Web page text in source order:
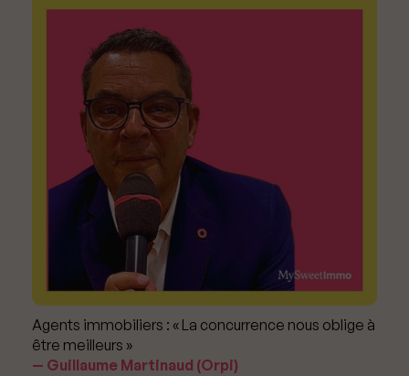
Agents immobiliers : « La concurrence nous oblige à
être meilleurs »
Guillaume Martinaud (Orpi)